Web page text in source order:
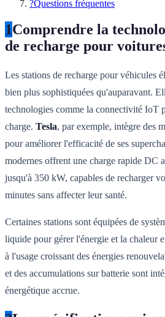
?Questions fréquentes
1Comprendre la
de recharge pour
Les stations de recharge pour véhicules
bien plus sophistiquées qu'auparavant.
technologies comme la connectivité IoT
charge. Tesla, par exemple, intègre des
pour améliorer l'efficacité de ses
modernes offrent une charge rapide DC
jusqu'à 350 kW, capables de recharger
minutes sans affecter leur santé.
Certaines stations sont équipées de
liquide pour gérer l'énergie et la chaleur
à l'usage croissant des énergies
et des accumulations sur batterie sont
énergétique accrue.